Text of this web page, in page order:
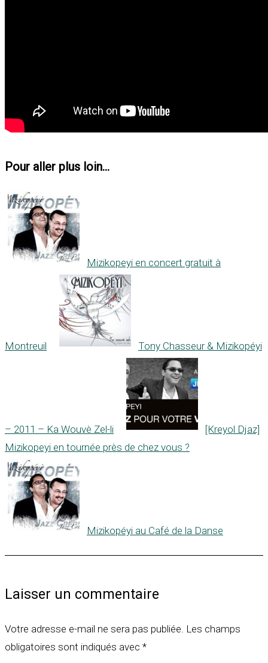
Pour aller plus loin...
Mizikopeyi en concert gratuit à
Montreuil Tony Chasseur & Mizikopéyi
– 2011 – Ka Wouvè Zel-li
[Kreyol Djaz]
Mizikopeyi en tournée près de chez vous ?
Mizikopéyi au Café de la Danse
Laisser un commentaire
Votre adresse e-mail ne sera pas publiée. Les champs
obligatoires sont indiqués avec *